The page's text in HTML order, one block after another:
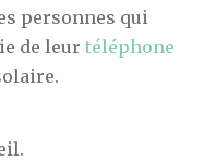
personnes qui
de leur téléphone